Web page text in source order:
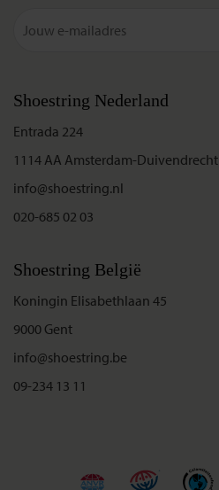
Shoestring Nederland
Entrada 224
1114 AA Amsterdam-Duivendrecht
info@shoestring.nl
020-685 02 03
Shoestring België
Koningin Elisabethlaan 45
9000 Gent
info@shoestring.be
09-234 13 11